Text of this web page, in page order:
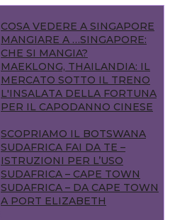
COSA VEDERE A SINGAPORE
MANGIARE A …SINGAPORE:
CHE SI MANGIA?
MAEKLONG, THAILANDIA: IL
MERCATO SOTTO IL TRENO
L'INSALATA DELLA FORTUNA
PER IL CAPODANNO CINESE
SCOPRIAMO IL BOTSWANA
SUDAFRICA FAI DA TE –
ISTRUZIONI PER L’USO
SUDAFRICA – CAPE TOWN
SUDAFRICA – DA CAPE TOWN
A PORT ELIZABETH